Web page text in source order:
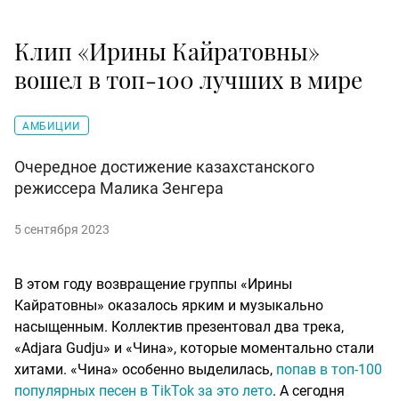
Клип «Ирины Кайратовны»
вошел в топ-100 лучших в мире
АМБИЦИИ
Очередное достижение казахстанского
режиссера Малика Зенгера
5 сентября 2023
В этом году возвращение группы «Ирины
Кайратовны» оказалось ярким и музыкально
насыщенным. Коллектив презентовал два трека,
«Adjara Gudju» и «Чина», которые моментально стали
хитами. «Чина» особенно выделилась, попав в топ-100
популярных песен в TikTok за это лето. А сегодня